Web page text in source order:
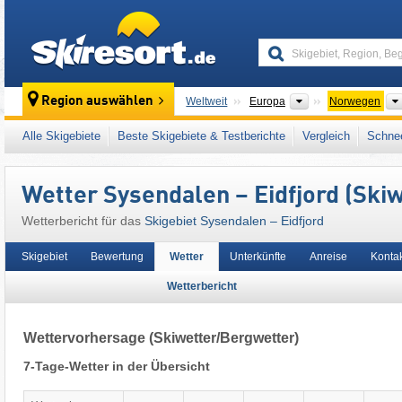
Region auswählen Weltweit Europa Kontinente
Norwegen
Dieses Skigebiet liegt auch in: Hordaland
Alle Skigebiete Beste Skigebiete & Testberichte Vergleich
Wetter Sysendalen – Eidfjord
Wetterbericht für das Skigebiet Sysendalen – Eidfjord
Skigebiet Bewertung Wetter
Wetterbericht
Unterkünfte Anreise
Wettervorhersage (Skiwetter/Bergwetter)
7-Tage-Wetter in der Übersicht